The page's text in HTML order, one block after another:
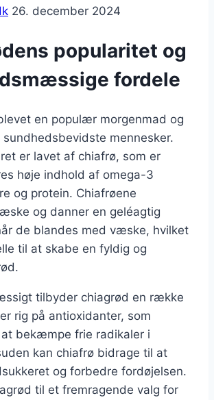
26. december 2024
popularitet og
fordele
en populær morgenmad og
mennesker.
er lavet af chiafrø, som er
høje indhold af omega-3
og protein. Chiafrøene
og danner en geléagtig
de blandes med væske, hvilket
til at skabe en fyldig og
tilbyder chiagrød en række
rig på antioxidanter, som
bekæmpe frie radikaler i
kan chiafrø bidrage til at
og forbedre fordøjelsen.
til et fremragende valg for